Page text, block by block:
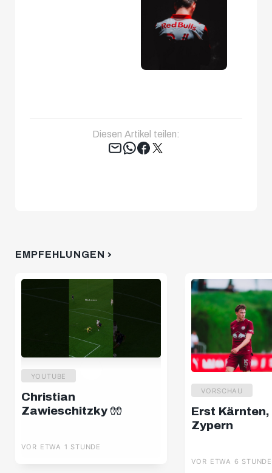
Diesen Artikel teilen:
Tweet
EMPFEHLUNGEN
YOUTUBE
Christian
Zawieschitzky 🧤
VOR ETWA 1 STUNDE
VORSCHAU
Erst Kärnten,
Zypern
VOR ETWA 6